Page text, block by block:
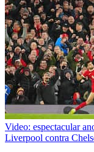
Video: espectacular
Liverpool contra